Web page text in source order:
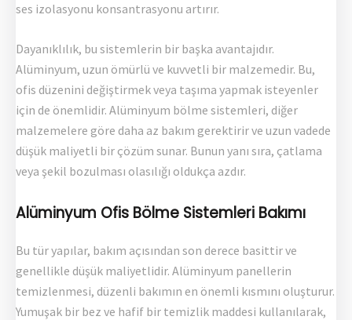
ses izolasyonu konsantrasyonu artırır.
Dayanıklılık, bu sistemlerin bir başka avantajıdır.
Alüminyum, uzun ömürlü ve kuvvetli bir malzemedir. Bu,
ofis düzenini değiştirmek veya taşıma yapmak isteyenler
için de önemlidir. Alüminyum bölme sistemleri, diğer
malzemelere göre daha az bakım gerektirir ve uzun vadede
düşük maliyetli bir çözüm sunar. Bunun yanı sıra, çatlama
veya şekil bozulması olasılığı oldukça azdır.
Alüminyum Ofis Bölme Sistemleri Bakımı
Bu tür yapılar, bakım açısından son derece basittir ve
genellikle düşük maliyetlidir. Alüminyum panellerin
temizlenmesi, düzenli bakımın en önemli kısmını oluşturur.
Yumuşak bir bez ve hafif bir temizlik maddesi kullanılarak,